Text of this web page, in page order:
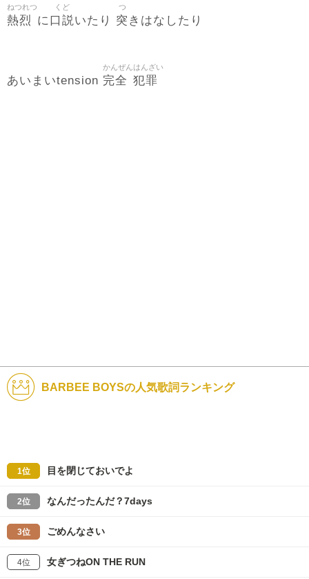
熱烈
ねつれつ
に口説
くど
いたり 突
つ
きはなしたり
あいまいtension 完全
かんぜん
犯罪
はんざい
BARBEE BOYSの人気歌詞ランキング
1位 目を閉じておいでよ
2位 なんだったんだ？7days
3位 ごめんなさい
4位 女ぎつねON THE RUN